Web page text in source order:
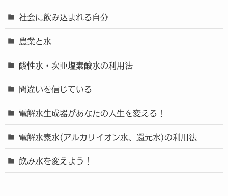
社会に飲み込まれる自分
農業と水
酸性水・次亜塩素酸水の利用法
間違いを信じている
電解水生成器があなたの人生を変える！
電解水素水(アルカリイオン水、還元水)の利用法
飲み水を変えよう！